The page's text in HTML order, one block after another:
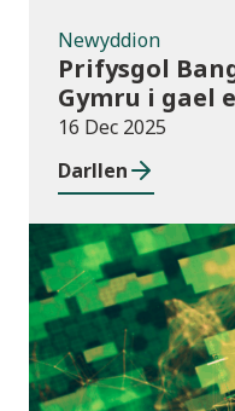
Newyddion
Prifysgol
Gymru i gael
arferion
deillio
16 Dec 2025
Darllen